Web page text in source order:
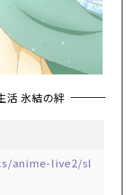
活 氷結の絆
anime-live2/sl